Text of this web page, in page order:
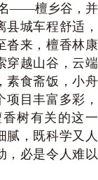
名——檀乡谷，并
城车程舒适，
沓来，檀香林康
穿越山谷，云端
素食斋饭，小舟
目丰富多彩，
树有关的这一
腻，既科学又人
，必是令人难以